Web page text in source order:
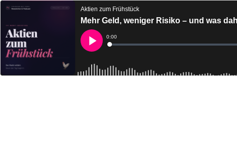
Aktien zum Frühstück
Mehr Geld, weniger Risiko – und was
Play
Current
Time
0:00
Loaded: